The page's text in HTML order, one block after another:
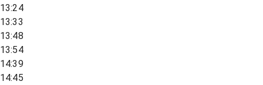
13:24
13:33
13:48
13:54
14:39
14:45